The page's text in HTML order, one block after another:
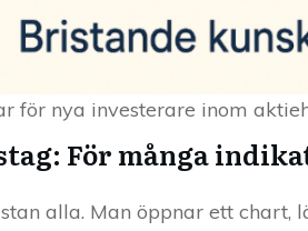
för nya investerare inom
För många
alla. Man öppnar ett chart,